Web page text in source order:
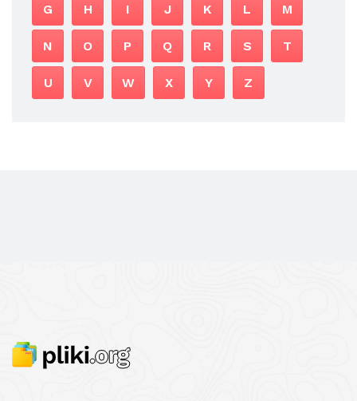
G H I J K L M
N O P Q R S T
U V W X Y Z